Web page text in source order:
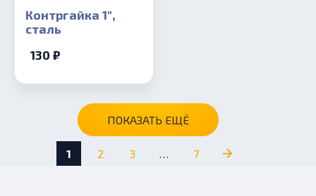
Контргайка 1″,
сталь
130 ₽
ПОКАЗАТЬ ЕЩЁ
1 2 3 7